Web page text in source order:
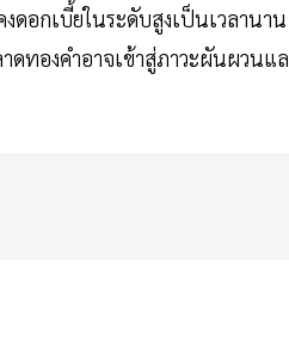
ดอกเบี้ยในระดับสูงเป็นเวลานาน
ดทองคำอาจเข้าสู่ภาวะผันผวนแ